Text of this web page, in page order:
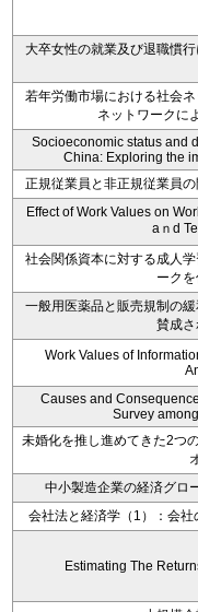
大卒女性の就業及び退職慣
若年労働市場における社会
ネットワークに
Socioeconomic status and
China: Exploring the
正規従業員と非正規従業員
Effect of Work Values on
aｎd
社会関係資本に対する成人
ーク
一般用医薬品と販売規制の
賛成さ
Work Values of
Causes and
Survey
未婚化を推し進めてきた2つ
中小製造企業の経済グロ
会社法と経済学（1）：会
Estimating The